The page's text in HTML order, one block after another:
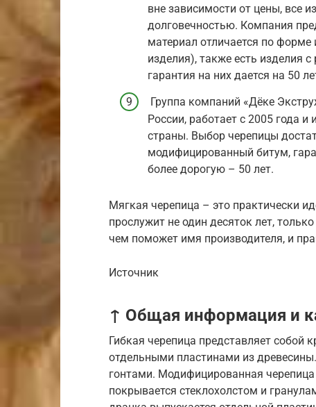
вне зависимости от цены, все
долговечностью. Компания
материал отличается по форме
изделия), также есть изделия
гарантия на них дается на 50
Группа компаний «Дёке
России, работает с 2005 года и
страны. Выбор черепицы
модифицированный битум,
более дорогую – 50 лет.
Мягкая черепица – это практически
прослужит не один десяток лет,
чем поможет имя производителя, и
Источник
↑ Общая информация и
Гибкая черепица представляет собой
отдельными пластинами из
гонтами. Модифицированная
покрывается стеклохолстом и